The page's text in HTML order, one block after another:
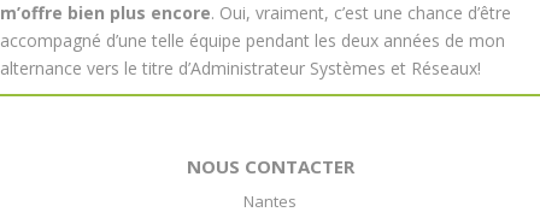
m’offre bien plus encore. Oui, vraiment, c’est une chance d’être
accompagné d’une telle équipe pendant les deux années de mon
alternance vers le titre d’Administrateur Systèmes et Réseaux!
NOUS CONTACTER
Nantes